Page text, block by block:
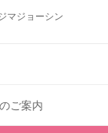
マジョーシン
ご案内